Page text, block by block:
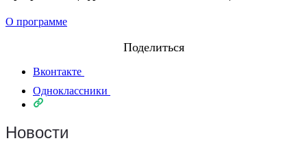
О программе
Поделиться
Вконтакте
Одноклассники
Новости